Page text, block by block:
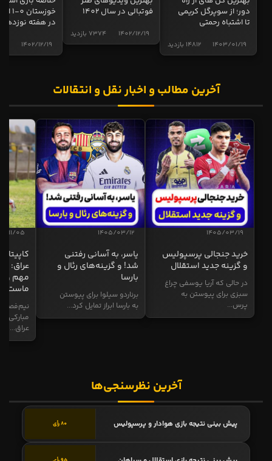
دور؛ از سوپرگل کریمی
تا اشتباه رحمتی
14812 بازدید 1403/01/19
فوتبالی در سال 1402
7374 بازدید 1402/12/19
در هفته نوزدهم
1402/12/19
آخرین مطالب و اخبار نقل و انتقالات
1405/03/19
خرید جنجالی پرسپولیس
و گزینه جدید استقلال
در حالی که آریا یوسفی چراغ
سبزی برای پیوستن به
پرس...
1405/03/12
یاسر، به آسانی رفتنی
شد! و گزینه‌های رئال و
بارسا
برناردو سیلوا برای پیوستن
به بارسا ابراز تمایل کرد...
11/05
عراق:
مهم و
ماست
نیم‌فصل
مبارکی
عراق...
آخرین نظرسنجی‌ها
پیش بینی نتیجه بازی هوادار و پرسپولیس 80 رأی